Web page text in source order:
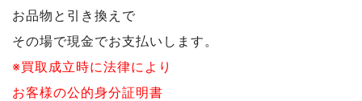
お品物と引き換えで
その場で現金でお支払いします。
※買取成立時に法律により
お客様の公的身分証明書